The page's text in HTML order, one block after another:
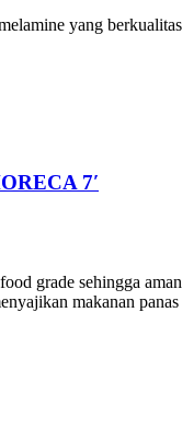
yang
7′
grade sehingga
makanan